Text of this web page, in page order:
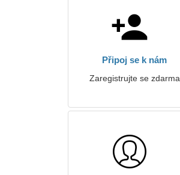
Připoj se k nám
Zaregistrujte se zdarma